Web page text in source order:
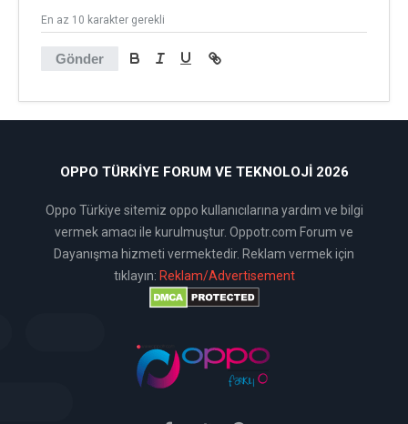
Gönder
En az 10 karakter gerekli
OPPO TÜRKIYE FORUM VE TEKNOLOJI 2026
Oppo Türkiye sitemiz oppo kullanıcılarına yardım ve bilgi
vermek amacı ile kurulmuştur. Oppotr.com Forum ve
Dayanışma hizmeti vermektedir. Reklam vermek için
tıklayın: Reklam/Advertisement